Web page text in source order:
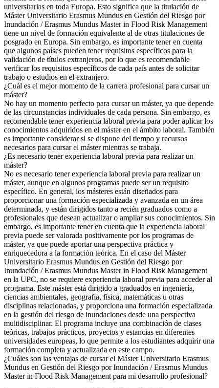
universitarias en toda Europa. Esto significa que la titulación de
Máster Universitario Erasmus Mundus en Gestión del Riesgo por
Inundación / Erasmus Mundus Master in Flood Risk Management
tiene un nivel de formación equivalente al de otras titulaciones de
posgrado en Europa. Sin embargo, es importante tener en cuenta
que algunos países pueden tener requisitos específicos para la
validación de títulos extranjeros, por lo que es recomendable
verificar los requisitos específicos de cada país antes de solicitar
trabajo o estudios en el extranjero.
¿Cuál es el mejor momento de la carrera profesional para cursar un
máster?
No hay un momento perfecto para cursar un máster, ya que depende
de las circunstancias individuales de cada persona. Sin embargo, es
recomendable tener experiencia laboral previa para poder aplicar los
conocimientos adquiridos en el máster en el ámbito laboral. También
es importante considerar si se dispone del tiempo y recursos
necesarios para cursar el máster mientras se trabaja.
¿Es necesario tener experiencia laboral previa para realizar un
máster?
No es necesario tener experiencia laboral previa para realizar un
máster, aunque en algunos programas puede ser un requisito
específico. En general, los másteres están diseñados para
proporcionar una formación especializada y avanzada en un área
determinada, y están dirigidos tanto a recién graduados como a
profesionales que desean actualizar o ampliar sus conocimientos. Sin
embargo, es importante tener en cuenta que la experiencia laboral
previa puede ser valorada positivamente por los programas de
máster, ya que puede aportar una perspectiva práctica y
enriquecedora a la formación teórica. En el caso del Máster
Universitario Erasmus Mundus en Gestión del Riesgo por
Inundación / Erasmus Mundus Master in Flood Risk Management
en la UPC, no se requiere experiencia laboral previa para acceder al
programa. Este máster está dirigido a graduados en ingeniería,
ciencias ambientales, geografía, física, matemáticas u otras
disciplinas relacionadas, y proporciona una formación especializada
en la gestión del riesgo de inundaciones desde una perspectiva
multidisciplinar. El programa incluye una combinación de clases
teóricas, trabajos prácticos, proyectos y estancias en diferentes
universidades europeas, lo que permite a los estudiantes adquirir una
formación completa y actualizada en este campo.
¿Cuáles son las ventajas de cursar el Máster Universitario Erasmus
Mundus en Gestión del Riesgo por Inundación / Erasmus Mundus
Master in Flood Risk Management para mi desarrollo profesional?